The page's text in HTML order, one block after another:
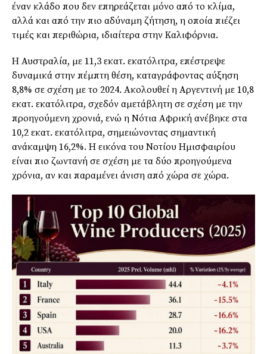
έναν κλάδο που δεν επηρεάζεται μόνο από το κλίμα,
αλλά και από την πιο αδύναμη ζήτηση, η οποία πιέζει
τιμές και περιθώρια, ιδιαίτερα στην Καλιφόρνια.
Η Αυστραλία, με 11,3 εκατ. εκατόλιτρα, επέστρεψε
δυναμικά στην πέμπτη θέση, καταγράφοντας αύξηση
8,8% σε σχέση με το 2024. Ακολουθεί η Αργεντινή με 10,8
εκατ. εκατόλιτρα, σχεδόν αμετάβλητη σε σχέση με την
προηγούμενη χρονιά, ενώ η Νότια Αφρική ανέβηκε στα
10,2 εκατ. εκατόλιτρα, σημειώνοντας σημαντική
ανάκαμψη 16,2%. Η εικόνα του Νοτίου Ημισφαιρίου
είναι πιο ζωντανή σε σχέση με τα δύο προηγούμενα
χρόνια, αν και παραμένει άνιση από χώρα σε χώρα.